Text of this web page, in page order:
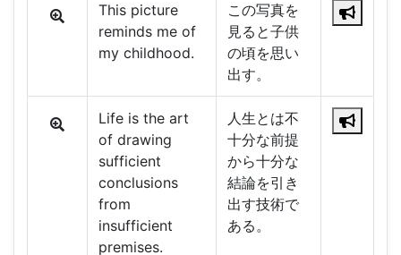
This picture
reminds me of
my childhood.
この写真を
見ると子供
の頃を思い
出す。
Life is the art
of drawing
sufficient
conclusions
from
insufficient
premises.
人生とは不
十分な前提
から十分な
結論を引き
出す技術で
ある。